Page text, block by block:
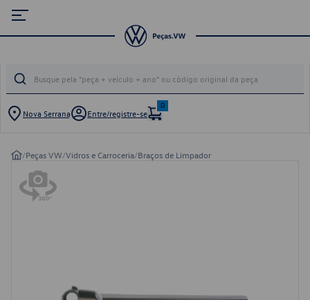
Nova Serrana Entre/registre-se
0
/Peças VW/Vidros e Carroceria/Braços de Limpador